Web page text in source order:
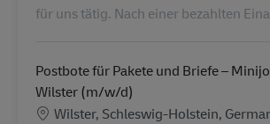
für uns tätig. Nach einer bezahlten
Postbote für Pakete und Briefe –
Wilster (m/w/d)
Locatie
Wilster, Schleswig-Holstein,